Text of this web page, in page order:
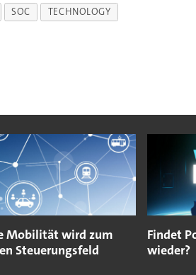
SOC TECHNOLOGY
Mobilität wird zum
Steuerungsfeld
Findet
wieder?